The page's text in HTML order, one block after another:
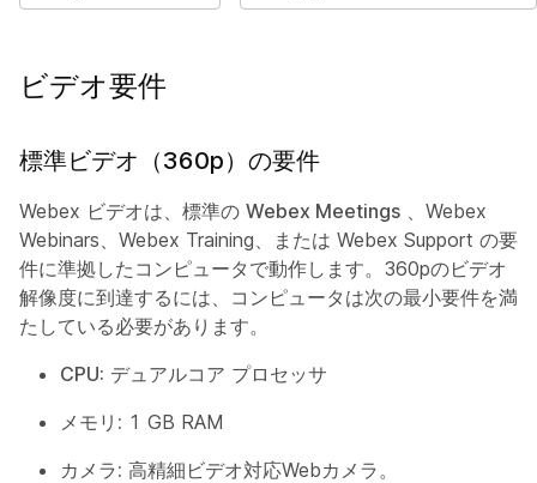
ビデオ要件
標準ビデオ（360p）の要件
Webex ビデオは、標準の Webex Meetings 、Webex
Webinars、Webex Training、または Webex Support の要
件に準拠したコンピュータで動作します。360pのビデオ
解像度に到達するには、コンピュータは次の最小要件を満
たしている必要があります。
CPU: デュアルコア プロセッサ
メモリ: 1 GB RAM
カメラ: 高精細ビデオ対応Webカメラ。